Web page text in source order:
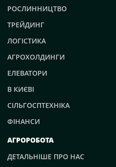
РОСЛИННИЦТВО
ТРЕЙДИНГ
ЛОГІСТИКА
АГРОХОЛДИНГИ
ЕЛЕВАТОРИ
В КИЄВІ
СІЛЬГОСПТЕХНІКА
ФІНАНСИ
АГРОРОБОТА
ДЕТАЛЬНІШЕ ПРО НАС